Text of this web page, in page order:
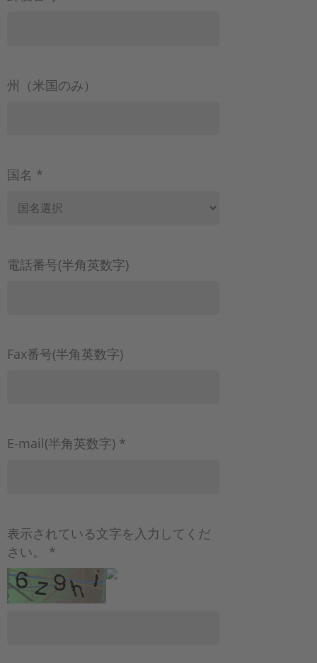
州（米国のみ）
国名 *
電話番号(半角英数字)
Fax番号(半角英数字)
E-mail(半角英数字) *
表示されている文字を入力してくだ
さい。 *